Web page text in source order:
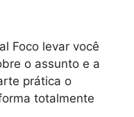
Foco levar você
o assunto e a
prática o
totalmente